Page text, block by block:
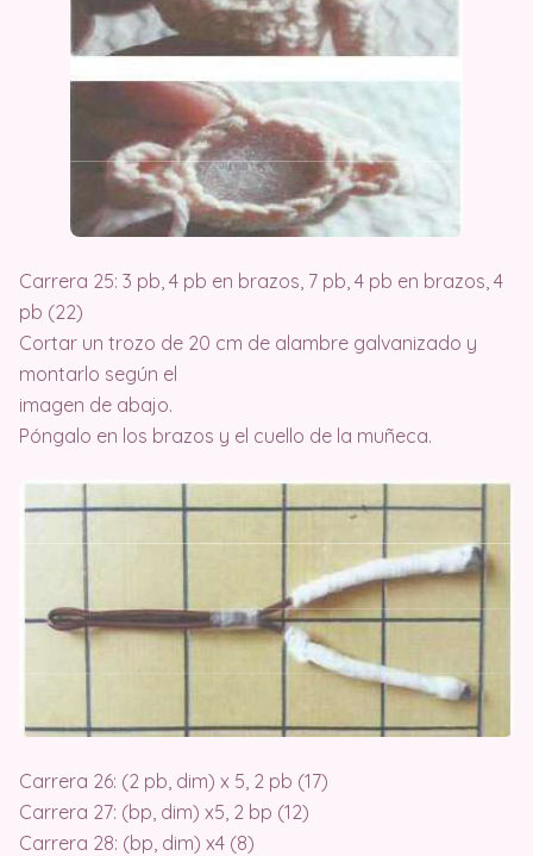
Carrera 25: 3 pb, 4 pb en brazos, 7 pb, 4 pb en brazos, 4
pb (22)
Cortar un trozo de 20 cm de alambre galvanizado y
montarlo según el
imagen de abajo.
Póngalo en los brazos y el cuello de la muñeca.
Carrera 26: (2 pb, dim) x 5, 2 pb (17)
Carrera 27: (bp, dim) x5, 2 bp (12)
Carrera 28: (bp, dim) x4 (8)